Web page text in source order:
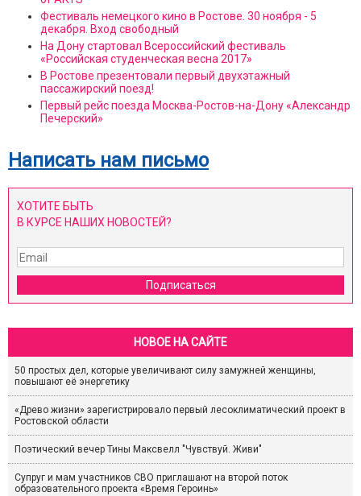
Фестиваль немецкого кино в Ростове. 30 ноября - 5
декабря. Вход свободный
На Дону стартовал Всероссийский фестиваль
«Российская студенческая весна 2017»
В Ростове презентовали первый двухэтажный
пассажирский поезд!
Первый рейс поезда Москва-Ростов-на-Дону «Александр
Печерский»
Написать нам письмо
ХОТИТЕ БЫТЬ
В КУРСЕ НАШИХ НОВОСТЕЙ?
Подписаться
НОВОЕ НА САЙТЕ
50 простых дел, которые увеличивают силу замужней женщины,
повышают её энергетику
«Древо жизни» зарегистрировало первый лесоклиматический проект в
Ростовской области
Поэтический вечер Тины Максвелл "Чувствуй. Живи"
Супруг и мам участников СВО приглашают на второй поток
образовательного проекта «Время Героинь»